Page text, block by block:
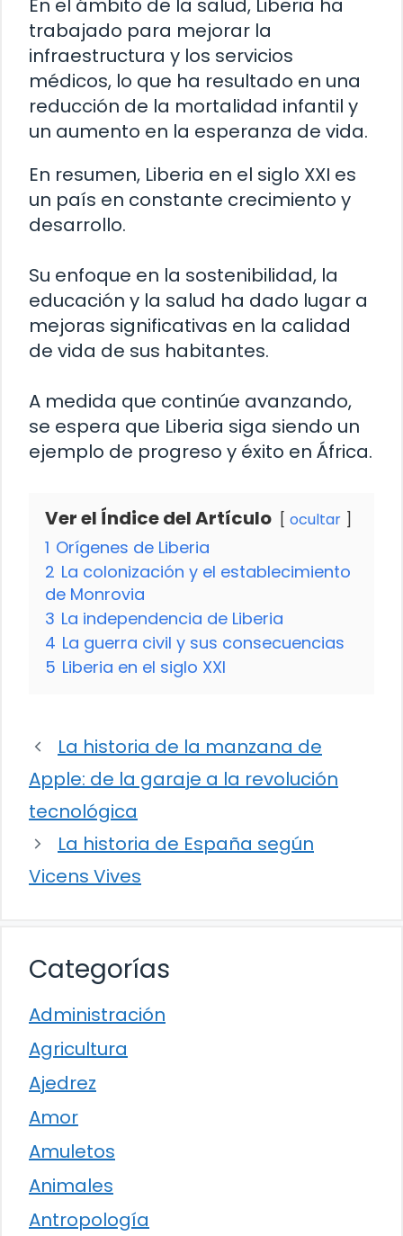
En el ámbito de la salud, Liberia ha
trabajado para mejorar la
infraestructura y los servicios
médicos, lo que ha resultado en una
reducción de la mortalidad infantil y
un aumento en la esperanza de vida.
En resumen, Liberia en el siglo XXI es
un país en constante crecimiento y
desarrollo.
Su enfoque en la sostenibilidad, la
educación y la salud ha dado lugar a
mejoras significativas en la calidad
de vida de sus habitantes.
A medida que continúe avanzando,
se espera que Liberia siga siendo un
ejemplo de progreso y éxito en África.
Ver el Índice del Artículo ocultar
1 Orígenes de Liberia
2 La colonización y el establecimiento
de Monrovia
3 La independencia de Liberia
4 La guerra civil y sus consecuencias
5 Liberia en el siglo XXI
La historia de la manzana de
Apple: de la garaje a la revolución
tecnológica
La historia de España según
Vicens Vives
Categorías
Administración
Agricultura
Ajedrez
Amor
Amuletos
Animales
Antropología